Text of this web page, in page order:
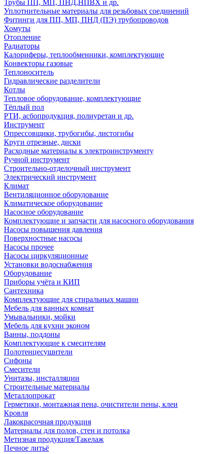
Трубы ПП, МП, ПНД,НПВХ и др.
Уплотнительные материалы для резьбовых соединений
Фитинги для ПП, МП, ПНД (ПЭ) трубопроводов
Хомуты
Отопление
Радиаторы
Калориферы, теплообменники, комплектующие
Конвекторы газовые
Теплоноситель
Гидравлические разделители
Котлы
Тепловое оборудование, комплектующие
Тёплый пол
РТИ, асбопродукция, полиуретан и др.
Инструмент
Опрессовщики, трубогибы, листогибы
Круги отрезные, диски
Расходные материалы к электроинструменту
Ручной инструмент
Строительно-отделочный инструмент
Электрический инструмент
Климат
Вентиляционное оборудование
Климатическое оборудование
Насосное оборудование
Комплектующие и запчасти для насосного оборудования
Насосы повышения давления
Поверхностные насосы
Насосы прочее
Насосы циркуляционные
Установки водоснабжения
Оборудование
Приборы учёта и КИП
Сантехника
Комплектующие для стиральных машин
Мебель для ванных комнат
Умывальники, мойки
Мебель для кухни эконом
Ванны, поддоны
Комплектующие к смесителям
Полотенцесушители
Сифоны
Смесители
Унитазы, инсталляции
Строительные материалы
Металлопрокат
Герметики, монтажная пена, очистители пены, клеи
Кровля
Лакокрасочная продукция
Материалы для полов, стен и потолка
Метизная продукция/Такелаж
Печное литьё